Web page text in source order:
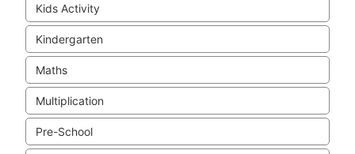
Kids Activity
Kindergarten
Maths
Multiplication
Pre-School